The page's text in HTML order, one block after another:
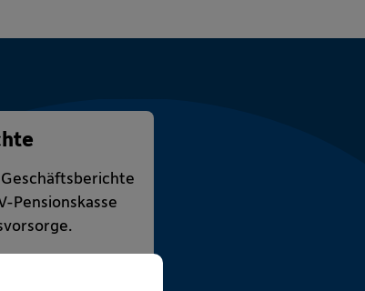
Pensionskasse